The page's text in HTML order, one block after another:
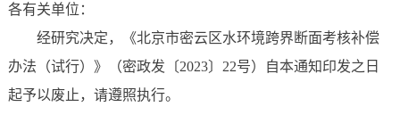
各有关单位：
经研究决定，《北京市密云区水环境跨界断面考核补偿
办法（试行）》（密政发〔2023〕22号）自本通知印发之日
起予以废止，请遵照执行。